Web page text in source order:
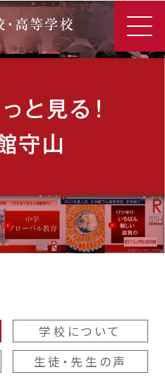
学校について
生徒・先生の声